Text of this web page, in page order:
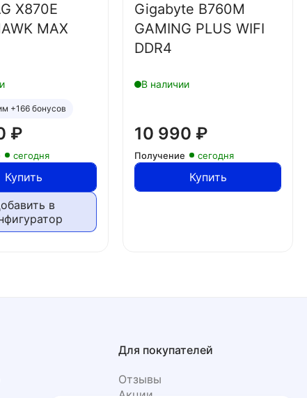
X870E
MAX
+166 бонусов
₽
сегодня
Купить
в
Gigabyte B760M
GAMING PLUS WIFI
DDR4
В наличии
10 990 ₽
Получение сегодня
Купить
Для покупателей
Отзывы
Акции